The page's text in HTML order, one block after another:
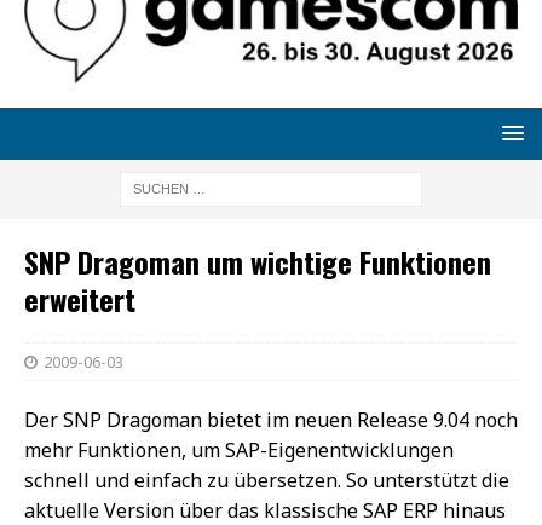
SNP Dragoman um wichtige Funktionen
erweitert
2009-06-03
Der SNP Dragoman bietet im neuen Release 9.04 noch
mehr Funktionen, um SAP-Eigenentwicklungen
schnell und einfach zu übersetzen. So unterstützt die
aktuelle Version über das klassische SAP ERP hinaus